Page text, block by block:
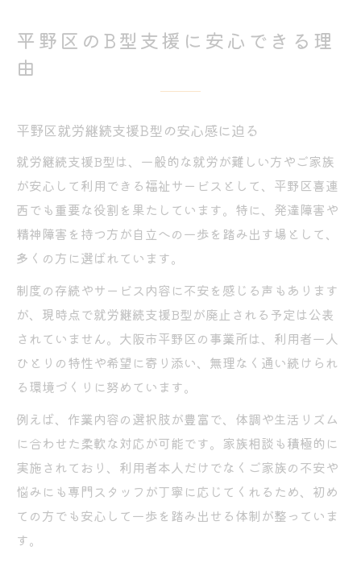
平野区のB型支援に安心できる理
由
平野区就労継続支援B型の安心感に迫る
就労継続支援B型は、一般的な就労が難しい方やご家族
が安心して利用できる福祉サービスとして、平野区喜連
西でも重要な役割を果たしています。特に、発達障害や
精神障害を持つ方が自立への一歩を踏み出す場として、
多くの方に選ばれています。
制度の存続やサービス内容に不安を感じる声もあります
が、現時点で就労継続支援B型が廃止される予定は公表
されていません。大阪市平野区の事業所は、利用者一人
ひとりの特性や希望に寄り添い、無理なく通い続けられ
る環境づくりに努めています。
例えば、作業内容の選択肢が豊富で、体調や生活リズム
に合わせた柔軟な対応が可能です。家族相談も積極的に
実施されており、利用者本人だけでなくご家族の不安や
悩みにも専門スタッフが丁寧に応じてくれるため、初め
ての方でも安心して一歩を踏み出せる体制が整っていま
す。